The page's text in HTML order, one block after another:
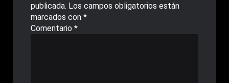
publicada. Los campos obligatorios están
marcados con *
Comentario *